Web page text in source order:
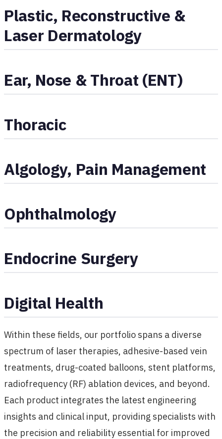
Plastic, Reconstructive &
Laser Dermatology
Ear, Nose & Throat (ENT)
Thoracic
Algology, Pain Management
Ophthalmology
Endocrine Surgery
Digital Health
Within these fields, our portfolio spans a diverse
spectrum of laser therapies, adhesive-based vein
treatments, drug-coated balloons, stent platforms,
radiofrequency (RF) ablation devices, and beyond.
Each product integrates the latest engineering
insights and clinical input, providing specialists with
the precision and reliability essential for improved